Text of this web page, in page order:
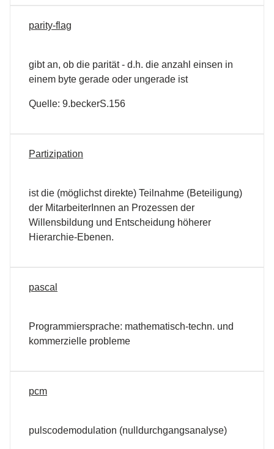
parity-flag
gibt an, ob die parität - d.h. die anzahl einsen in
einem byte gerade oder ungerade ist
Quelle: 9.beckerS.156
Partizipation
ist die (möglichst direkte) Teilnahme (Beteiligung)
der MitarbeiterInnen an Prozessen der
Willensbildung und Entscheidung höherer
Hierarchie-Ebenen.
pascal
Programmiersprache: mathematisch-techn. und
kommerzielle probleme
pcm
pulscodemodulation (nulldurchgangsanalyse)